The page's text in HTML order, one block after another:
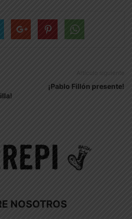
Artículo siguiente
¡Pablo Fillón presente!
NOSOTROS